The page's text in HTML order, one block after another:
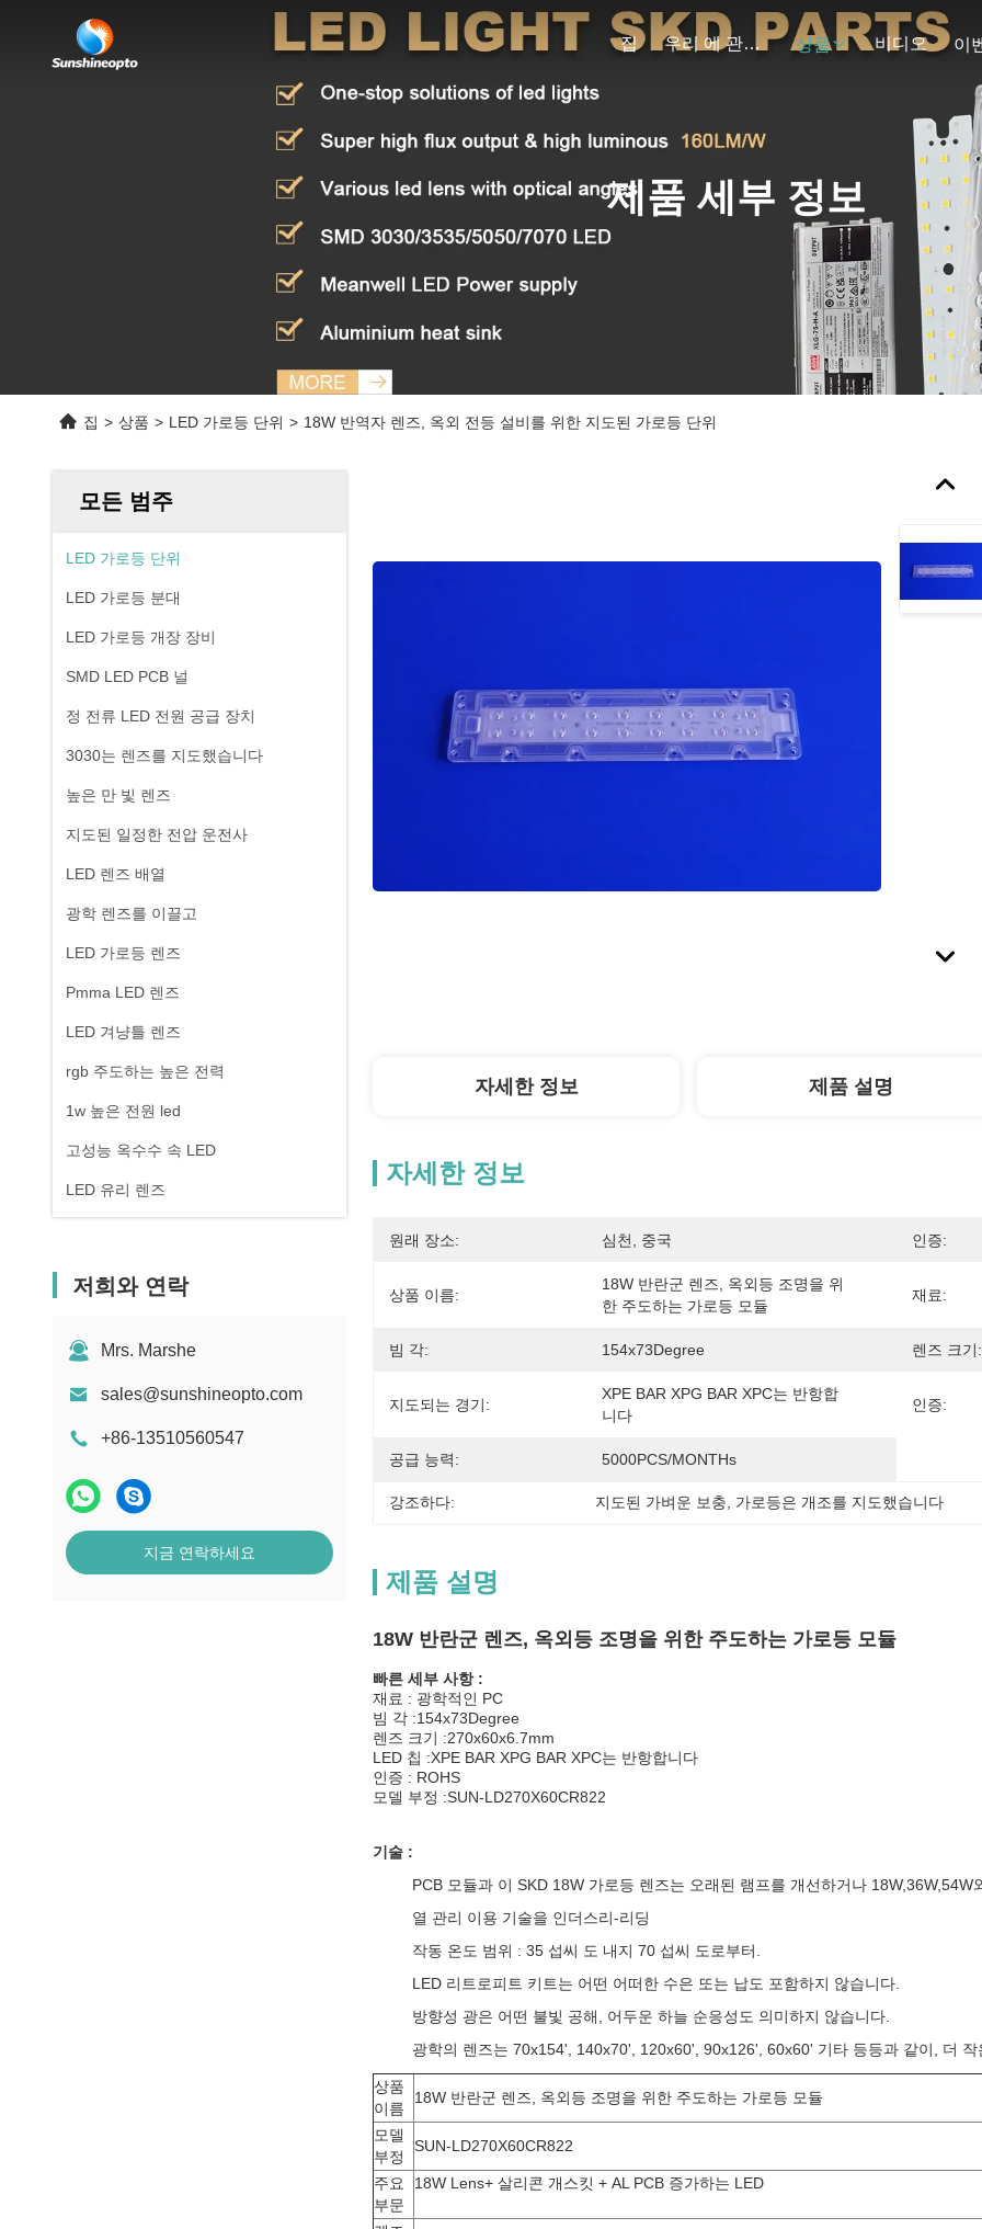
집 우리 에 관한 것 상품 비디오 이
제품 세부 정보
집 > 상품 > LED 가로등 단위 > 18W 반역자 렌즈, 옥외 전등 설비를 위한 지도된 가로등 단위
모든 범주
LED 가로등 단위
LED 가로등 분대
LED 가로등 개장 장비
SMD LED PCB 널
정 전류 LED 전원 공급 장치
3030는 렌즈를 지도했습니다
높은 만 빛 렌즈
지도된 일정한 전압 운전사
LED 렌즈 배열
광학 렌즈를 이끌고
LED 가로등 렌즈
Pmma LED 렌즈
LED 겨냥틀 렌즈
rgb 주도하는 높은 전력
1w 높은 전원 led
고성능 옥수수 속 LED
LED 유리 렌즈
저희와 연락
Mrs. Marshe
sales@sunshineopto.com
+86-13510560547
지금 연락하세요
자세한 정보 제품 설명
자세한 정보
원래 장소: 심천, 중국 인증:
상품 이름:
18W 반란군 렌즈, 옥외등 조명을 위
한 주도하는 가로등 모듈
재료:
빔 각: 154x73Degree 렌즈 크기:
지도되는 경기:
XPE BAR XPG BAR XPC는 반항합
니다
인증:
공급 능력: 5000PCS/MONTHs
강조하다: 지도된 가벼운 보충 가로등은 개조를 지도했습니다
제품 설명
18W 반란군 렌즈, 옥외등 조명을 위한 주도하는 가로등 모듈
빠른 세부 사항 :
재료 : 광학적인 PC
빔 각 :154x73Degree
렌즈 크기 :270x60x6.7mm
LED 칩 :XPE BAR XPG BAR XPC는 반항합니다
인증 : ROHS
모델 부정 :SUN-LD270X60CR822
기술 :
PCB 모듈과 이 SKD 18W 가로등 렌즈는 오래된 램프를 개선하거나
열 관리 이용 기술을 인더스리-리딩
작동 온도 범위 : 35 섭씨 도 내지 70 섭씨 도로부터.
LED 리트로피트 키트는 어떤 어떠한 수은 또는 납도 포함하지 않습니다.
방향성 광은 어떤 불빛 공해, 어두운 하늘 순응성도 의미하지 않습니다.
광학의 렌즈는 70x154', 140x70', 120x60', 90x126', 60x60' 기타 등등과 같이, 더
상품
이름
18W 반란군 렌즈, 옥외등 조명을 위한 주도하는 가로등 모듈
모델
부정
SUN-LD270X60CR822
주요
부문
18W Lens+ 살리콘 개스킷 + AL PCB 증가하는 LED